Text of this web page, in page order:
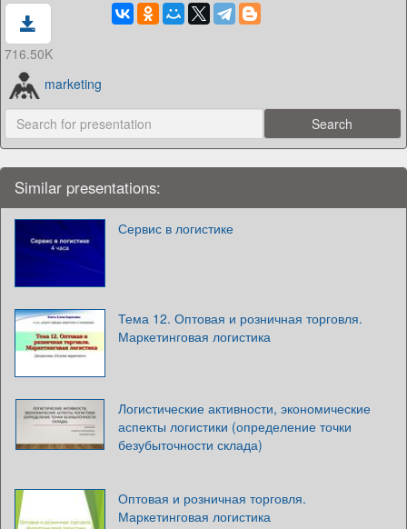
716.50K
marketing
Similar presentations:
Сервис в логистике
Тема 12. Оптовая и розничная торговля.
Маркетинговая логистика
Логистические активности, экономические
аспекты логистики (определение точки
безубыточности склада)
Оптовая и розничная торговля.
Маркетинговая логистика